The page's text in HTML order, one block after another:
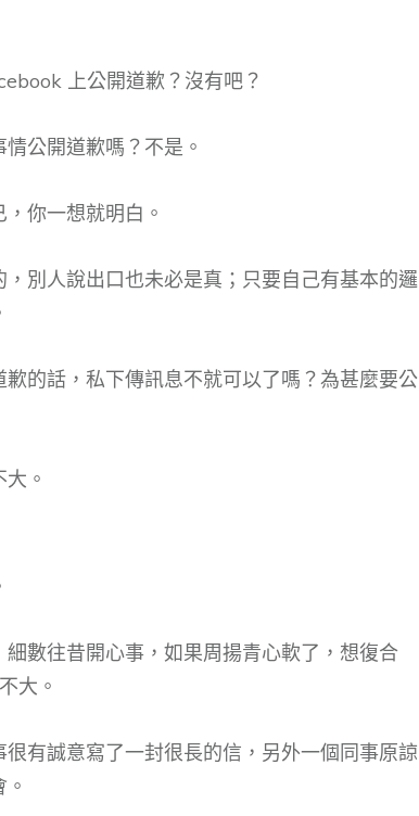
上公開道歉？沒有吧？
公開道歉嗎？不是。
你一想就明白。
別人說出口也未必是真；只要自己有基本的邏
的話，私下傳訊息不就可以了嗎？為甚麼要公
。
數往昔開心事，如果周揚青心軟了，想復合
大。
有誠意寫了一封很長的信，另外一個同事原諒